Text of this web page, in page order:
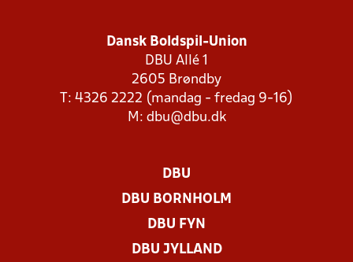
Dansk Boldspil-Union
DBU Allé 1
2605 Brøndby
T: 4326 2222 (mandag - fredag 9-16)
M: dbu@dbu.dk
DBU
DBU BORNHOLM
DBU FYN
DBU JYLLAND